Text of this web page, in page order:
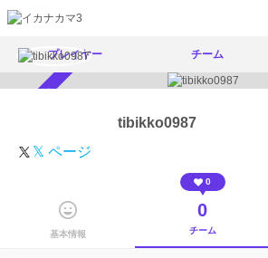
プレイヤー チーム
tibikko0987
𝕏 ページ
基本情報
0
0
チーム